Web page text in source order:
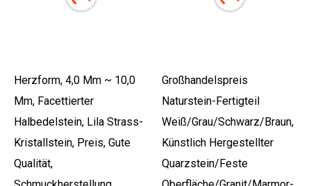
Herzform, 4,0 Mm ~ 10,0
Mm, Facettierter
Halbedelstein, Lila Strass-
Kristallstein, Preis, Gute
Qualität,
Großhandelspreis
Naturstein-Fertigteil
Weiß/Grau/Schwarz/Braun,
Künstlich Hergestellter
Quarzstein/feste